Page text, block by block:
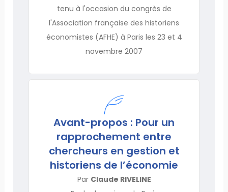
tenu à l'occasion du congrès de
l'Association française des historiens
économistes (AFHE) à Paris les 23 et 4
novembre 2007
Avant-propos : Pour un
rapprochement entre
chercheurs en gestion et
historiens de l’économie
Par Claude RIVELINE